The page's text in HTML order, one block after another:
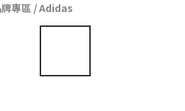
專區 /Adidas